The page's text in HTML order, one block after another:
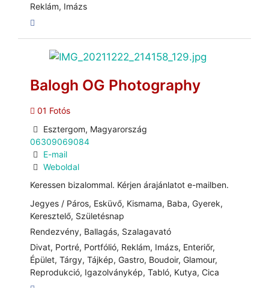
Reklám, Imázs
Balogh OG Photography
01 Fotós
Esztergom, Magyarország
06309069084
E-mail
Weboldal
Keressen bizalommal. Kérjen árajánlatot e-mailben.
Jegyes / Páros, Esküvő, Kismama, Baba, Gyerek,
Keresztelő, Születésnap
Rendezvény, Ballagás, Szalagavató
Divat, Portré, Portfólió, Reklám, Imázs, Enteriőr,
Épület, Tárgy, Tájkép, Gastro, Boudoir, Glamour,
Reprodukció, Igazolványkép, Tabló, Kutya, Cica